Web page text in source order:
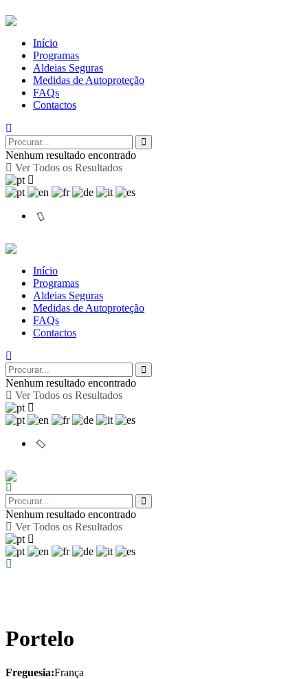
Início
Programas
Aldeias Seguras
Medidas de Autoproteção
FAQs
Contactos
Nenhum resultado encontrado
Ver Todos os Resultados
Início
Programas
Aldeias Seguras
Medidas de Autoproteção
FAQs
Contactos
Nenhum resultado encontrado
Ver Todos os Resultados
Nenhum resultado encontrado
Ver Todos os Resultados
Portelo
Freguesia:França